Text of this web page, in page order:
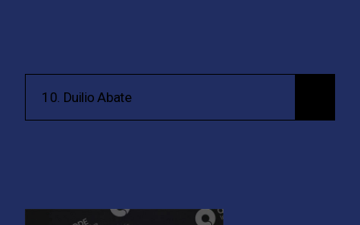
10. Duilio Abate